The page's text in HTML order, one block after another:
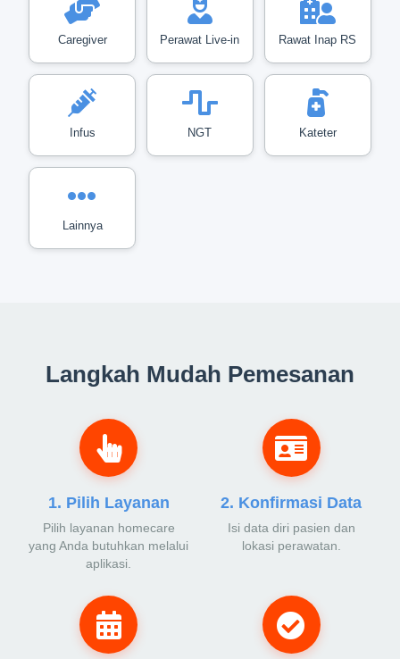
Caregiver Perawat Live-in Rawat Inap RS
Infus NGT Kateter
Lainnya
Langkah Mudah Pemesanan
1. Pilih Layanan
Pilih layanan homecare
yang Anda butuhkan melalui
aplikasi.
2. Konfirmasi Data
Isi data diri pasien dan
lokasi perawatan.